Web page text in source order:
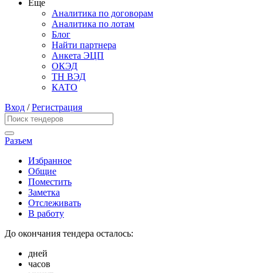
Еще
Аналитика по договорам
Аналитика по лотам
Блог
Найти партнера
Анкета ЭЦП
ОКЭД
ТН ВЭД
КАТО
Вход /Регистрация
Разъем
Избранное
Общие
Поместить
Заметка
Отслеживать
В работу
До окончания тендера осталось:
дней
часов